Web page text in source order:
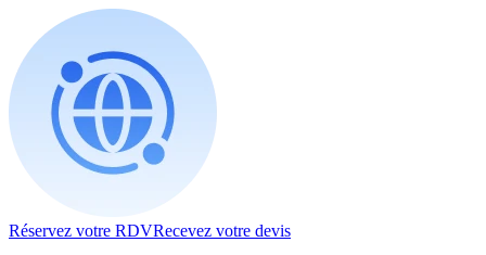
Réservez votre RDVRecevez votre devis